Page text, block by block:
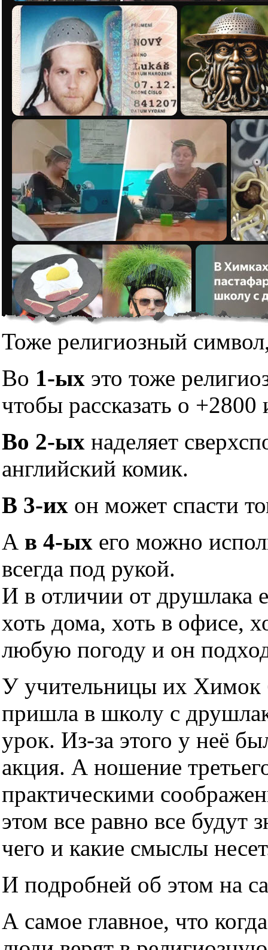
Тоже религиозный
Во 1-ых это тоже
чтобы рассказать о +2800
Во 2-ых наделяет
английский комик.
В 3-их он может спасти
А в 4-ых его можно
всегда под рукой.
И в отличии от друшлака
хоть дома, хоть в офисе,
любую погоду и он
У учительницы их Химок
пришла в школу с
урок. Из-за этого у неё
акция. А ношение
практическими
этом все равно все будут
чего и какие смыслы
И подробней об этом на
А самое главное, что